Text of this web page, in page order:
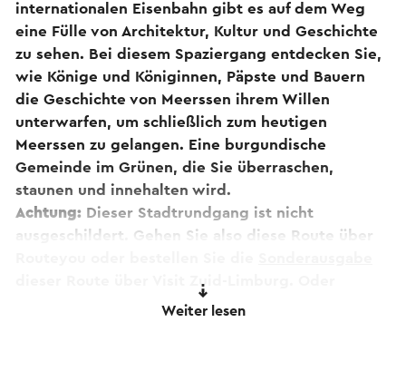
internationalen Eisenbahn gibt es auf dem Weg
eine Fülle von Architektur, Kultur und Geschichte
zu sehen. Bei diesem Spaziergang entdecken Sie,
wie Könige und Königinnen, Päpste und Bauern
die Geschichte von Meerssen ihrem Willen
unterwarfen, um schließlich zum heutigen
Meerssen zu gelangen. Eine burgundische
Gemeinde im Grünen, die Sie überraschen,
staunen und innehalten wird.
Achtung: Dieser Stadtrundgang ist nicht
ausgeschildert. Gehen Sie also diese Route über
dieser Route über Visit Zuid-Limburg. Oder
besuchen Sie einen unserer Visit-Shops. Wenn Sie
Weiter lesen